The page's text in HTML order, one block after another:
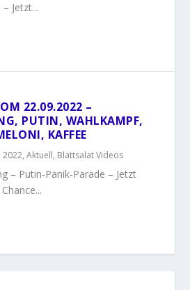
Jetzt...
22.09.2022 –
PUTIN, WAHLKAMPF,
KAFFEE
2022,Aktuell, Blattsalat Videos
– Putin-Panik-Parade – Jetzt